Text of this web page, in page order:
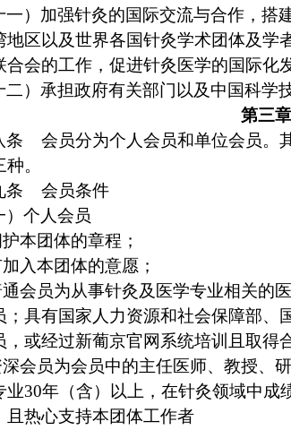
一）加强针灸的国际交流与合作，
地区以及世界各国针灸学术团体及
合会的工作，促进针灸医学的国际化
二）承担政府有关部门以及中国科学
第三章
条
会员分为个人会员和单位会员。
。
条
会员条件
）个人会员
本团体的章程；
入本团体的意愿；
会员为从事针灸及医学专业相关的
；具有国家人力资源和社会保障部、
，或经过新葡京官网系统培训且取得
深会员为会员中的主任医师、教授、
业30年（含）以上，在针灸领域中成
且热心支持本团体工作者